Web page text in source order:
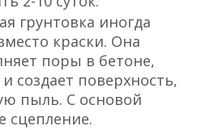
грунтовка иногда
краски. Она
поры в бетоне,
создает поверхность,
пыль. С основой
сцепление.